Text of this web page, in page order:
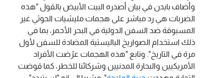
وأضاف بايدن في بيان أصدره البيت الأبيض بالقول "هذه
الضربات هي رد مباشر على هجمات مليشيات الحوثي غير
المسبوقة ضد السفن الدولية في البحر الأحمر، بما في
ذلك استخدام الصواريخ الباليستية المضادة للسفن لأول
مرة في التاريخ". وتابع "هذه الهجمات عرّضت الأفراد
الأمريكيين والبحارة المدنيين وشركائنا للخطر، كما قوضت